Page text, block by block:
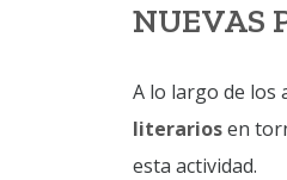
NUEVAS
A lo largo de los
literariosen
esta actividad.